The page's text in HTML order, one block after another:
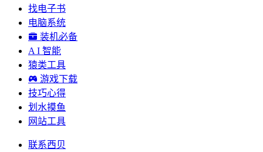
找电子书
电脑系统
装机必备
A I 智能
猿类工具
游戏下载
技巧心得
划水摸鱼
网站工具
联系西贝